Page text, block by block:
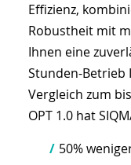
Effizienz,
Robustheit mit
Ihnen eine
Stunden-Betrieb
Vergleich zum
OPT 1.0 hat
50%